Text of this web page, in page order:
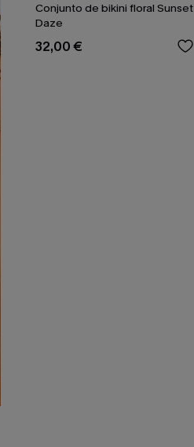
Conjunto de bikini floral Sunset
Daze
32,00 €